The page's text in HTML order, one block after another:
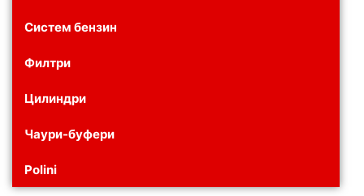
Систем бензин
Филтри
Цилиндри
Чаури-буфери
Polini